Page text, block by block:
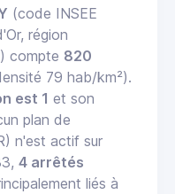
(code INSEE
région
compte 820
79 hab/km²).
est 1 et son
plan de
n'est actif sur
4 arrêtés
liés à